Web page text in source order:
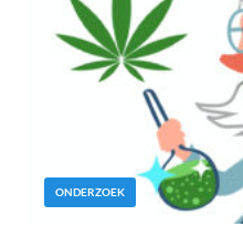
ONDERZOEK